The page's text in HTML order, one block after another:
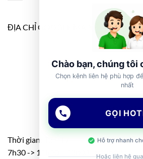
ĐỊA CHỈ GOOGLE MAP
Thời gian: T2 – T7
7h30 -> 11h30 – 13h00 -> 17h00
Chào bạn, chúng tôi
Chọn kênh liên hệ phù hợp
nhất
GỌI
Hỗ trợ nhanh
Hoặc liên hệ